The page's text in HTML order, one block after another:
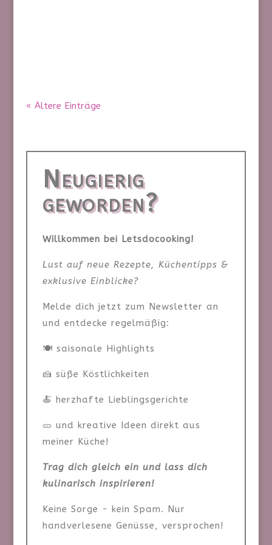
« Ältere Einträge
Neugierig
geworden?
Willkommen bei Letsdocooking!
Lust auf neue Rezepte, Küchentipps &
exklusive Einblicke?
Melde dich jetzt zum Newsletter an
und entdecke regelmäßig:
🍽️ saisonale Highlights
🍰 süße Köstlichkeiten
🍝 herzhafte Lieblingsgerichte
🥒 und kreative Ideen direkt aus
meiner Küche!
Trag dich gleich ein und lass dich
kulinarisch inspirieren!
Keine Sorge - kein Spam. Nur
handverlesene Genüsse, versprochen!